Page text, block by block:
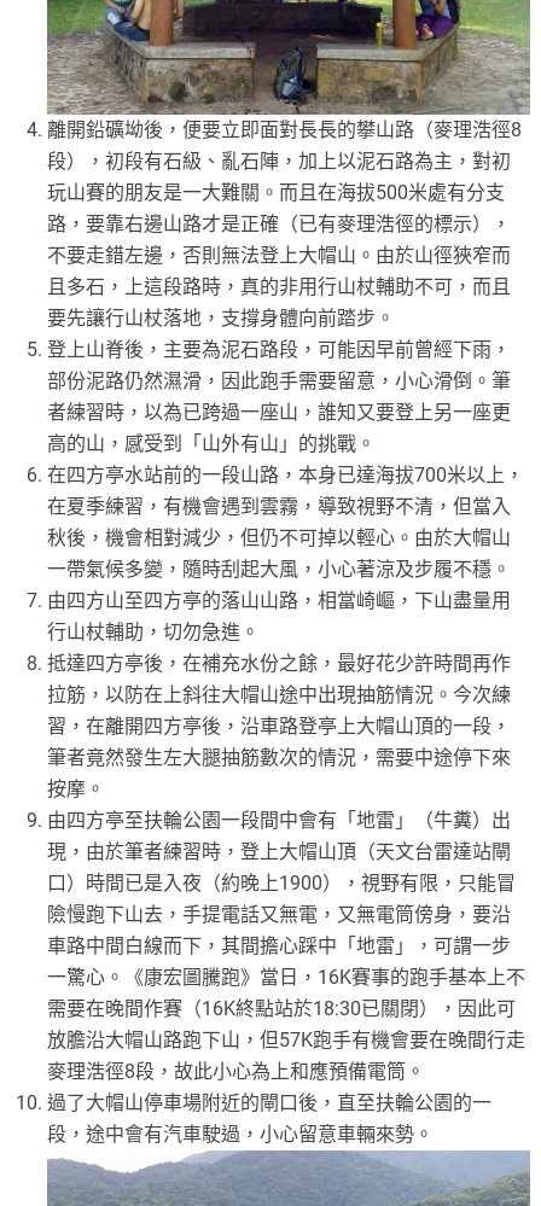
離開鉛礦坳後，便要立即面對長長的攀山路（麥理浩徑8
段），初段有石級、亂石陣，加上以泥石路為主，對初
玩山賽的朋友是一大難關。而且在海拔500米處有分支
路，要靠右邊山路才是正確（已有麥理浩徑的標示），
不要走錯左邊，否則無法登上大帽山。由於山徑狹窄而
且多石，上這段路時，真的非用行山杖輔助不可，而且
要先讓行山杖落地，支撐身體向前踏步。
登上山脊後，主要為泥石路段，可能因早前曾經下雨，
部份泥路仍然濕滑，因此跑手需要留意，小心滑倒。筆
者練習時，以為已跨過一座山，誰知又要登上另一座更
高的山，感受到「山外有山」的挑戰。
在四方亭水站前的一段山路，本身已達海拔700米以上，
在夏季練習，有機會遇到雲霧，導致視野不清，但當入
秋後，機會相對減少，但仍不可掉以輕心。由於大帽山
一帶氣候多變，隨時刮起大風，小心著涼及步履不穩。
由四方山至四方亭的落山山路，相當崎嶇，下山盡量用
行山杖輔助，切勿急進。
抵達四方亭後，在補充水份之餘，最好花少許時間再作
拉筋，以防在上斜往大帽山途中出現抽筋情況。今次練
習，在離開四方亭後，沿車路登亭上大帽山頂的一段，
筆者竟然發生左大腿抽筋數次的情況，需要中途停下來
按摩。
由四方亭至扶輪公園一段間中會有「地雷」（牛糞）出
現，由於筆者練習時，登上大帽山頂（天文台雷達站閘
口）時間已是入夜（約晚上1900），視野有限，只能冒
險慢跑下山去，手提電話又無電，又無電筒傍身，要沿
車路中間白線而下，其間擔心踩中「地雷」，可謂一步
一驚心。《康宏圖騰跑》當日，16K賽事的跑手基本上不
需要在晚間作賽（16K終點站於18:30已關閉），因此可
放膽沿大帽山路跑下山，但57K跑手有機會要在晚間行走
麥理浩徑8段，故此小心為上和應預備電筒。
過了大帽山停車場附近的閘口後，直至扶輪公園的一
段，途中會有汽車駛過，小心留意車輛來勢。